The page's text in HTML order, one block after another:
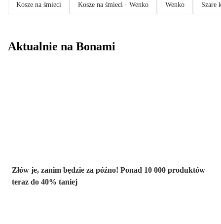
Kosze na śmieci Kosze na śmieci · Wenko Wenko Szare
Aktualnie na Bonami
Złów je, zanim będzie za późno! Ponad 10 000 produktów
teraz do 40% taniej